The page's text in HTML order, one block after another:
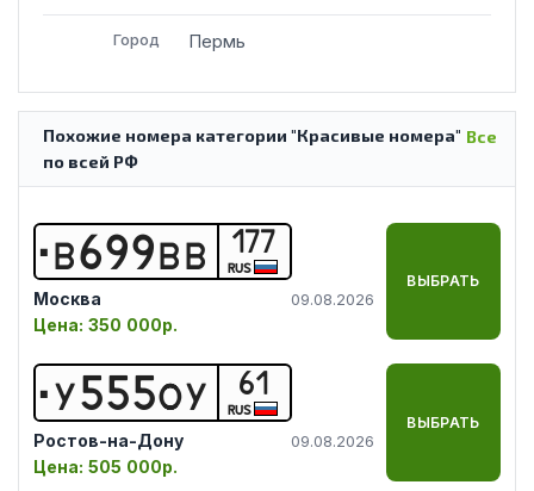
Город Пермь
Все
Похожие номера категории "Красивые номера"
по всей РФ
В699ВВ 177
RUS
Москва 09.08.2026
Цена: 350 000р.
ВЫБРАТЬ
У555ОУ 61
RUS
Ростов-на-Дону 09.08.2026
Цена: 505 000р.
ВЫБРАТЬ